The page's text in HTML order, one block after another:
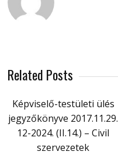
Related Posts
Képviselő-testületi ülés
jegyzőkönyve 2017.11.29.
12-2024. (II.14.) – Civil
szervezetek